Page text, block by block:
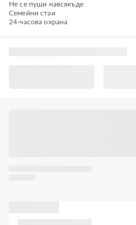
Не се пуши навсякъде
Семейни стаи
24-часова охрана